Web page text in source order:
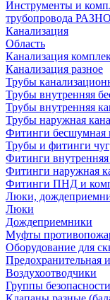
Инструменты и
трубопровода
Канализация
Область
Канализация
Канализация разное
Трубы
Трубы внутренняя
Трубы внутренняя
Трубы наружная
Фитинги бесшумная
Трубы и фитинги
Фитинги
Фитинги наружная
Фитинги ПНД и
Люки,
Люки
Дождеприемники
Муфты
Оборудование для
Предохранительная
Воздухоотводчики
Группы безопасности